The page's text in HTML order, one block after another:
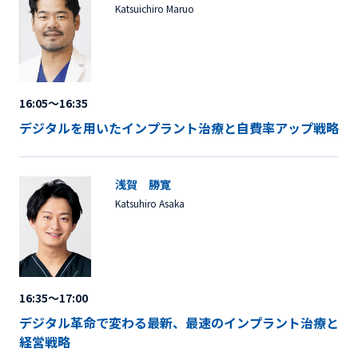
Katsuichiro Maruo
16:05～16:35
デジタルを用いたインプラント治療と自費率アップ戦略
浅賀 勝寛
Katsuhiro Asaka
16:35～17:00
デジタル革命で変わる最新、最速のインプラント治療と
経営戦略